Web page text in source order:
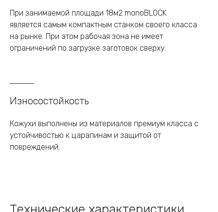
При занимаемой площади 18м2 monoBLOCK
является самым компактным станком своего класса
на рынке. При этом рабочая зона не имеет
ограничений по загрузке заготовок сверху.
Износостойкость
Кожухи выполнены из материалов премиум класса с
устойчивостью к царапинам и защитой от
повреждений.